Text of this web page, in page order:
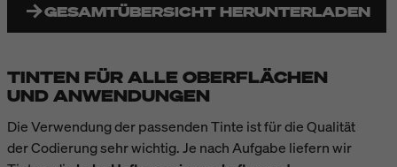
GESAMTÜBERSICHT HERUNTERLADEN
TINTEN FÜR ALLE OBERFLÄCHEN
UND ANWENDUNGEN
Die Verwendung der passenden Tinte ist für die Qualität
der Codierung sehr wichtig. Je nach Aufgabe liefern wir